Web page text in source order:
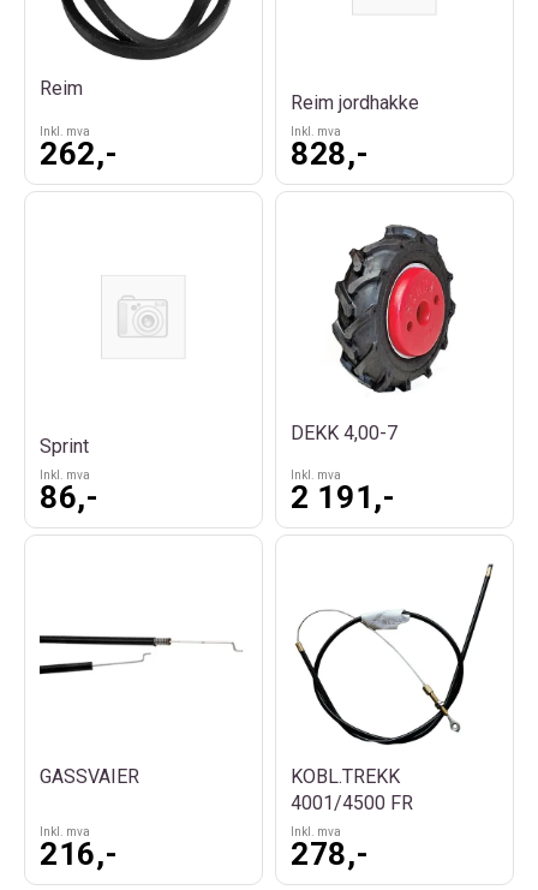
Reim
Inkl. mva
262,-
Reim jordhakke
Inkl. mva
828,-
Sprint
Inkl. mva
86,-
DEKK 4,00-7
Inkl. mva
2 191,-
GASSVAIER
Inkl. mva
216,-
KOBL.TREKK
4001/4500 FR
Inkl. mva
278,-